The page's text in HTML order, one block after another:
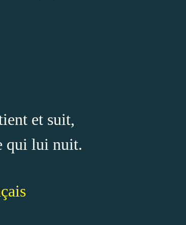
et suit,
qui lui nuit.